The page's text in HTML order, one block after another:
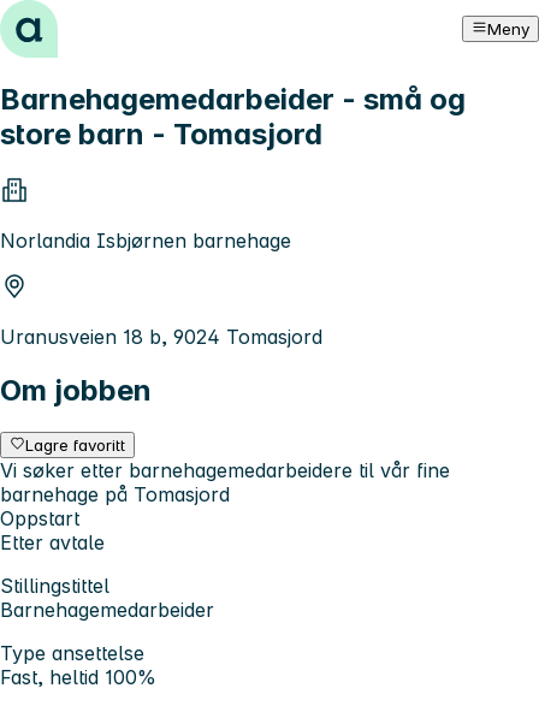
Hopp til innhold Meny
Barnehagemedarbeider - små og
store barn - Tomasjord
Norlandia Isbjørnen barnehage
Uranusveien 18 b, 9024 Tomasjord
Om jobben
Lagre favoritt
Vi søker etter barnehagemedarbeidere til vår fine
barnehage på Tomasjord
Oppstart
Etter avtale
Stillingstittel
Barnehagemedarbeider
Type ansettelse
Fast, heltid 100%